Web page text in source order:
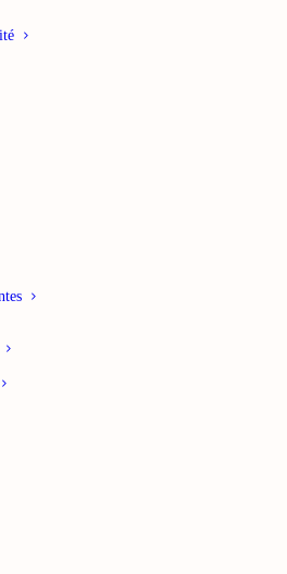
Malachite
de Malachite
est réputée pour
négatives et
équilibré.
une énergie
transformation,